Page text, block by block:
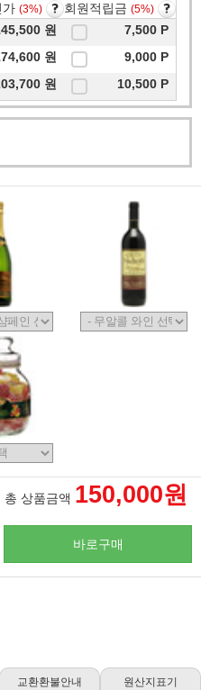
가 (3%) 회원적립금 (5%)
원 7,500 P
원 9,000 P
원 10,500 P
총 상품금액 150,000원
바로구매
교환환불안내 원산지표기